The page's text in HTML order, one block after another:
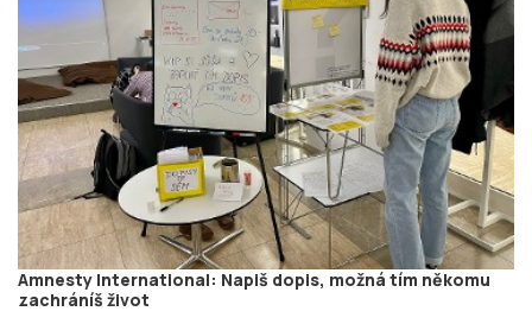
Amnesty International: Napiš dopis, možná tím někomu
zachráníš život